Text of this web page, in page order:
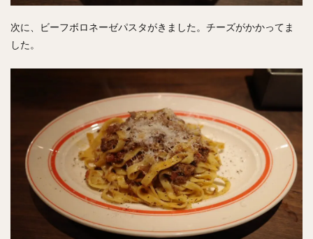
次に、ビーフボロネーゼパスタがきました。チーズがかかってま
した。